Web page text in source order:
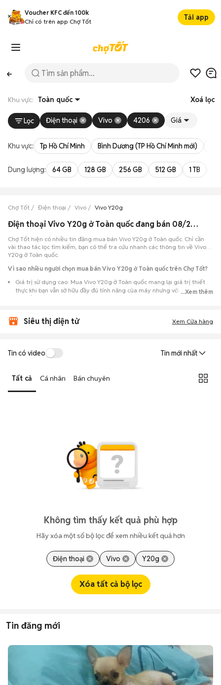
Voucher KFC đến 100k
Chỉ có trên app Chợ Tốt
Tải app
Khu vực: Toàn quốc Xoá lọc
Lọc Điện thoại Vivo 4206 Giá
Khu vực: Tp Hồ Chí Minh Bình Dương (TP Hồ Chí Minh mới)
Dung lượng: 64 GB 128 GB 256 GB 512 GB 1 TB
Chợ Tốt Điện thoại Vivo Vivo Y20g
Điện thoại Vivo Y20g ở Toàn quốc đang bán 08/2026
Chợ Tốt hiện có nhiều tin đăng mua bán Vivo Y20g ở Toàn quốc. Chỉ cần
vài thao tác lọc tìm kiếm, bạn có thể tra cứu nhanh các thông tin về Vivo
Y20g ở Toàn quốc.
Vì sao nhiều người chọn mua bán Vivo Y20g ở Toàn quốc trên Chợ Tốt?
Giá trị sử dụng cao: Mua Vivo Y20g ở Toàn quốc mang lại giá trị thiết
thực khi bạn vẫn sở hữu đầy đủ tính năng của máy nhưng với chi phí đầu
tư thấp hơn máy đập hộp.
Toàn quốc, đáp ứng từ nhu cầu cần máy đẹp keng đến máy chỉ cần hoạt
động ổn định.
thận, test loa, camera, wifi... để đảm bảo máy không có lỗi phát sinh.
hai bên trao đổi giá cả linh hoạt và có thể chốt giao dịch ngay trong
ngày.
...Xem thêm
Siêu thị điện tử Xem Cửa hàng
Tin có video Tin mới nhất
Tất cả Cá nhân Bán chuyên
Không tìm thấy kết quả phù hợp
Hãy xóa một số bộ lọc để xem nhiều kết quả hơn
Điện thoại Vivo Y20g
Xóa tất cả bộ lọc
Tin đăng mới